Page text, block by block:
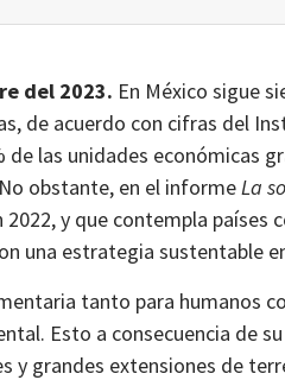
del 2023. En México sigue
de acuerdo con cifras del
las unidades económicas
obstante, en el informe La
2022, y que contempla países
una estrategia sustentable
tanto para humanos
Esto a consecuencia de
y grandes extensiones de